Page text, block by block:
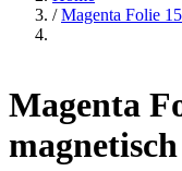
/ Magenta Folie
Magenta